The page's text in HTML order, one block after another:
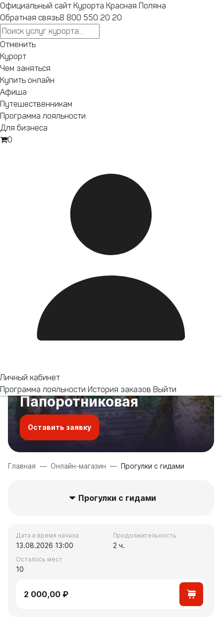
Ответы на любые вопросы в нашем телеграм-канале
Курорт Красная Поляна.Подпишись
Официальный сайт Курорта Красная Поляна
Обратная связь8 800 550 20 20
Отменить
Курорт
Чем заняться
Купить онлайн
Афиша
Путешественникам
Программа лояльности
Для бизнеса
0
Личный кабинет
Программа лояльности История заказов Выйти
оформите пропуск на территорию Сочинского
теперь
лояльности
пока доступны
только на
старом сайте.
Папоротниковая
Оставить заявку
Главная ― Онлайн-магазин ― Прогулки с гидами
Прогулки с гидами
Дата и время начала
13.08.2026 13:00
Продолжительность
2 ч.
Осталось мест
10
2 000,00 ₽